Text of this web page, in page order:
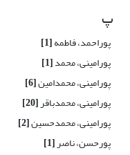
پ
پوراحمد، فاطمه[1]
پورامینی، محمد[1]
پورامینی، محمدامین[6]
پورامینی، محمدباقر[20]
پورامینی، محمدحسین[2]
پورحسن، ناصر[1]